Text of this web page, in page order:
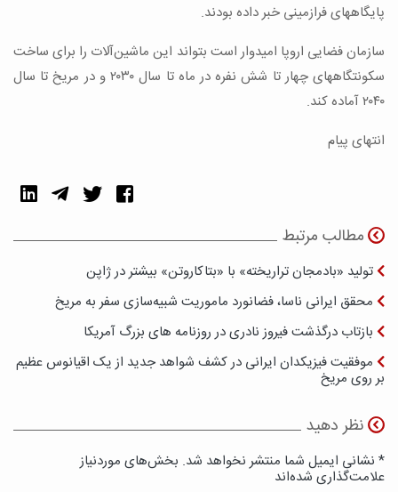
پایگاههای فرازمینی خبر داده بودند.
سازمان فضایی اروپا امیدوار است بتواند این ماشین‌آلات را برای ساخت
سکونتگاههای چهار تا شش نفره در ماه تا سال ۲۰۳۰ و در مریخ تا سال
۲۰۴۰ آماده کند.
انتهای پیام
مطالب مرتبط
تولید «بادمجان تراریخته» با «بتاکاروتن» بیشتر در ژاپن
محقق ایرانی ناسا، فضانورد ماموریت شبیه‌سازی سفر به مریخ
بازتاب درگذشت فیروز نادری در روزنامه های بزرگ آمریکا
موفقیت فیزیکدان ایرانی در کشف شواهد جدید از یک اقیانوس عظیم
بر روی مریخ
نظر دهید
* نشانی ایمیل شما منتشر نخواهد شد. بخش‌های موردنیاز
علامت‌گذاری شده‌اند